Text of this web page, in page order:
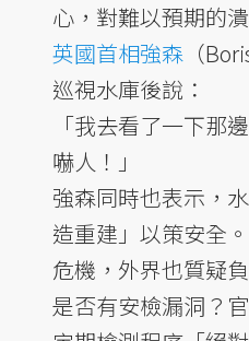
心，對難以預期的
英國首相強森 （
巡視水庫後說：
「我去看了一下那
嚇人！」
強森同時也表示，
造重建」以策安全
危機，外界也質疑
是否有安檢漏洞？